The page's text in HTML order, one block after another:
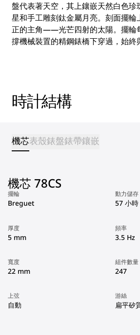
盤代表著天空，其上鑲嵌天然白色珍
星和手工雕刻鈦金屬月亮。刻面擺輪
正的主角——光芒四射的太陽。擺輪
撐機械裝置的精鋼錶橋下穿過，始終
時計結構
機芯表殼錶盤錶帶鑲嵌
機芯 78CS
擺輪
Breguet
動力儲存
57 小時
厚度
5 mm
頻率
3.5 Hz
寬度
22 mm
組件數量
247
上弦
自動
游絲
扁平矽